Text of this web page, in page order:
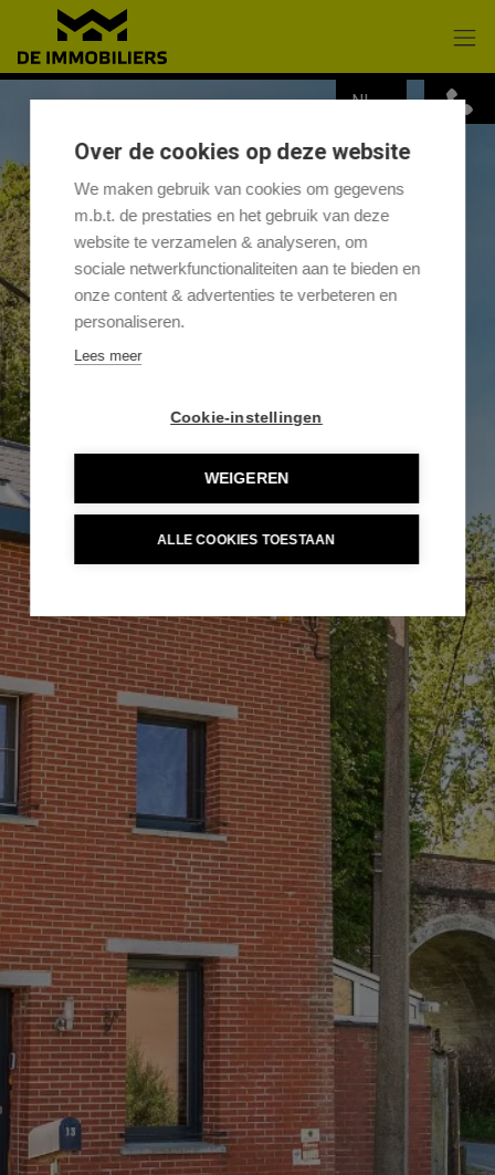
Menu overslaan en naar de inhoud gaan
NL
Over de cookies op deze website
We maken gebruik van cookies om gegevens
m.b.t. de prestaties en het gebruik van deze
website te verzamelen & analyseren, om
sociale netwerkfunctionaliteiten aan te bieden en
onze content & advertenties te verbeteren en
personaliseren.
Lees meer
Cookie-instellingen
WEIGEREN
ALLE COOKIES TOESTAAN